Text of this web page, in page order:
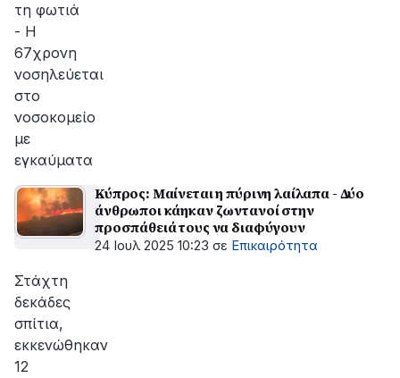
τη φωτιά
- Η
67χρονη
νοσηλεύεται
στο
νοσοκομείο
με
εγκαύματα
Κύπρος: Μαίνεται η πύρινη λαίλαπα - Δύο
άνθρωποι κάηκαν ζωντανοί στην
προσπάθειά τους να διαφύγουν
24 Ιουλ 2025 10:23 σε Επικαιρότητα
Στάχτη
δεκάδες
σπίτια,
εκκενώθηκαν
12